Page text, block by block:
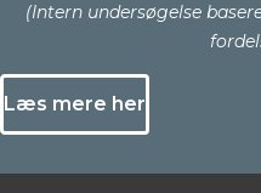
(Intern undersøgelse
Læs mere her